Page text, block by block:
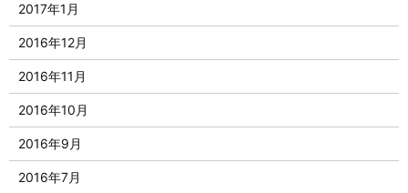
2017年1月
2016年12月
2016年11月
2016年10月
2016年9月
2016年7月